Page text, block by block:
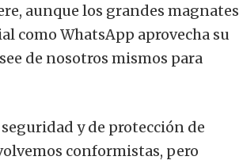
aunque los grandes magnates
como WhatsApp aprovecha su
de nosotros mismos para
y de protección de
conformistas, pero